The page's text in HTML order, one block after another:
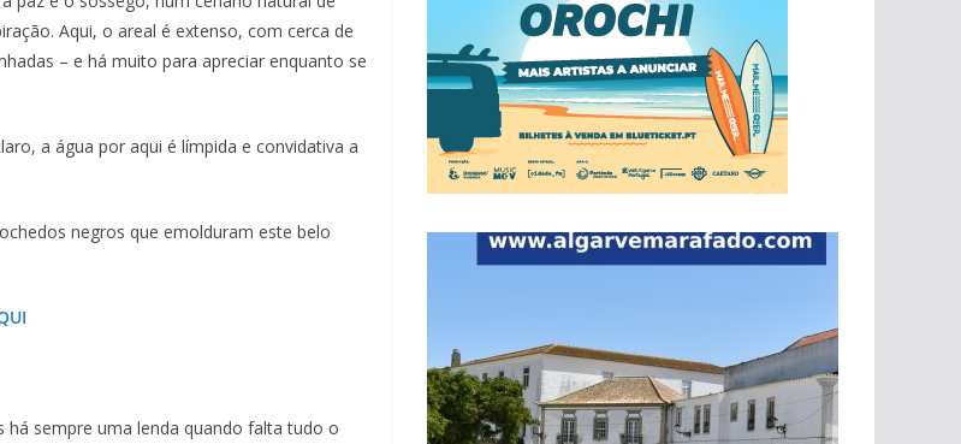
Aqui, o areal é extenso, com cerca de
– e há muito para apreciar enquanto se
a água por aqui é límpida e convidativa a
negros que emolduram este belo
sempre uma lenda quando falta tudo o